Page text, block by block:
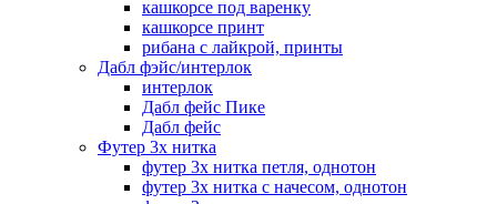
кашкорсе под варенку
кашкорсе принт
рибана с лайкрой, принты
Дабл фэйс/интерлок
интерлок
Дабл фейс Пике
Дабл фейс
Футер 3х нитка
футер 3х нитка петля, однотон
футер 3х нитка с начесом, однотон